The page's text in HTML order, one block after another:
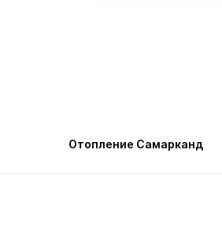
Отопление Самарканд